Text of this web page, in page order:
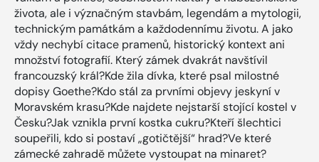
života, ale i význačným stavbám, legendám a mytologii,
technickým památkám a každodennímu životu. A jako
vždy nechybí citace pramenů, historický kontext ani
množství fotografií. Který zámek dvakrát navštívil
francouzský král?Kde žila dívka, které psal milostné
dopisy Goethe?Kdo stál za prvními objevy jeskyní v
Moravském krasu?Kde najdete nejstarší stojící kostel v
Česku?Jak vznikla první kostka cukru?Kteří šlechtici
soupeřili, kdo si postaví „gotičtější“ hrad?Ve které
zámecké zahradě můžete vystoupat na minaret?